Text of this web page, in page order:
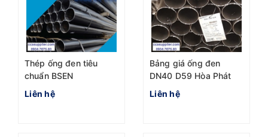
Thép ống đen tiêu
chuẩn BSEN
10255:2004 Hòa phát
DN25 Phi 33.4
Liên hệ
Bảng giá ống đen
DN40 D59 Hòa Phát
Seah chuẩn BSEN
1387-1985 2023
Liên hệ